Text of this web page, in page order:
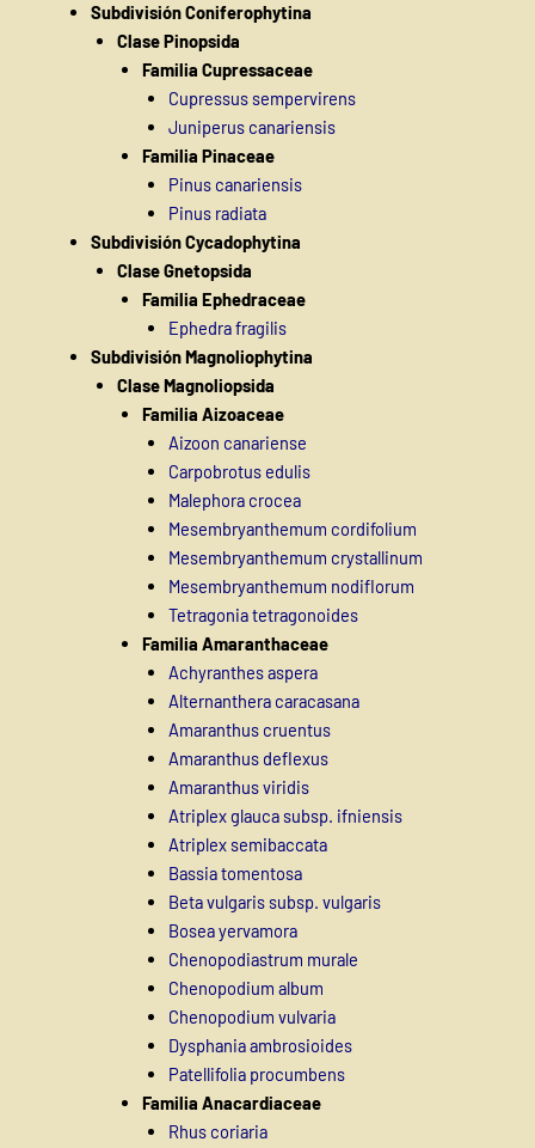
Subdivisión Coniferophytina
Clase Pinopsida
Familia Cupressaceae
Cupressus sempervirens
Juniperus canariensis
Familia Pinaceae
Pinus canariensis
Pinus radiata
Subdivisión Cycadophytina
Clase Gnetopsida
Familia Ephedraceae
Ephedra fragilis
Subdivisión Magnoliophytina
Clase Magnoliopsida
Familia Aizoaceae
Aizoon canariense
Carpobrotus edulis
Malephora crocea
Mesembryanthemum cordifolium
Mesembryanthemum crystallinum
Mesembryanthemum nodiflorum
Tetragonia tetragonoides
Familia Amaranthaceae
Achyranthes aspera
Alternanthera caracasana
Amaranthus cruentus
Amaranthus deflexus
Amaranthus viridis
Atriplex glauca subsp. ifniensis
Atriplex semibaccata
Bassia tomentosa
Beta vulgaris subsp. vulgaris
Bosea yervamora
Chenopodiastrum murale
Chenopodium album
Chenopodium vulvaria
Dysphania ambrosioides
Patellifolia procumbens
Familia Anacardiaceae
Rhus coriaria